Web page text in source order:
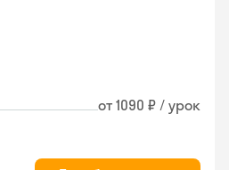
от 1090 ₽ / урок